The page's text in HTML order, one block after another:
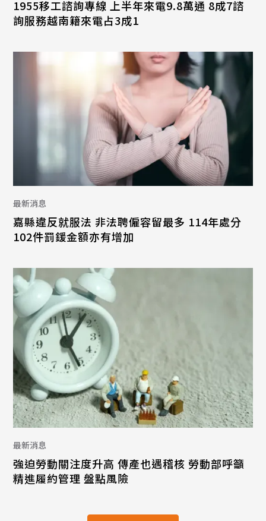
1955移工諮詢專線 上半年來電9.8萬通 8成7諮
詢服務越南籍來電占3成1
最新消息
嘉縣違反就服法 非法聘僱容留最多 114年處分
102件罰鍰金額亦有增加
最新消息
強迫勞動關注度升高 傳產也遇稽核 勞動部呼籲
精進履約管理 盤點風險